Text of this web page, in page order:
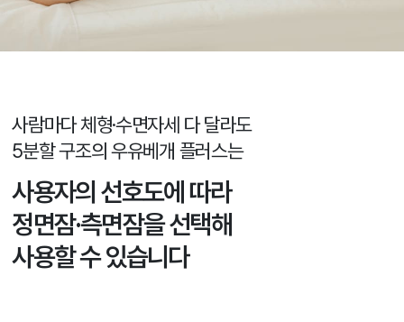
사람마다 체형·수면자세 다 달라도
5분할 구조의 우유베개 플러스는
사용자의 선호도에 따라
정면잠·측면잠을 선택해
사용할 수 있습니다